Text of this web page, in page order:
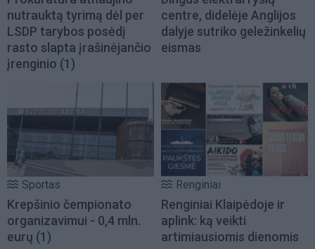
nutrauktą tyrimą dėl per
LSDP tarybos posėdį
rasto slapta įrašinėjančio
įrenginio (1)
centre, didelėje Anglijos
dalyje sutriko geležinkelių
eismas
Sportas
Krepšinio čempionato
organizavimui - 0,4 mln.
eurų (1)
Renginiai
Renginiai Klaipėdoje ir
aplink: ką veikti
artimiausiomis dienomis